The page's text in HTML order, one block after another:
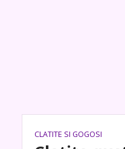
CLATITE SI GOGOSI